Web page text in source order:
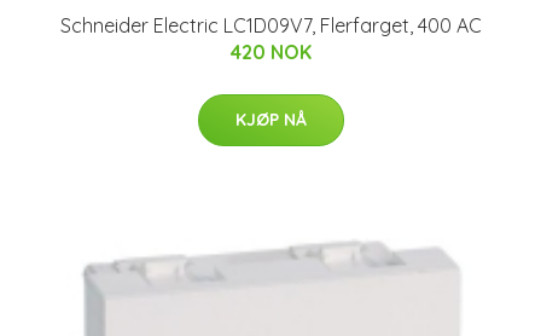
Schneider Electric LC1D09V7, Flerfarget, 400 AC
420 NOK
KJØP NÅ